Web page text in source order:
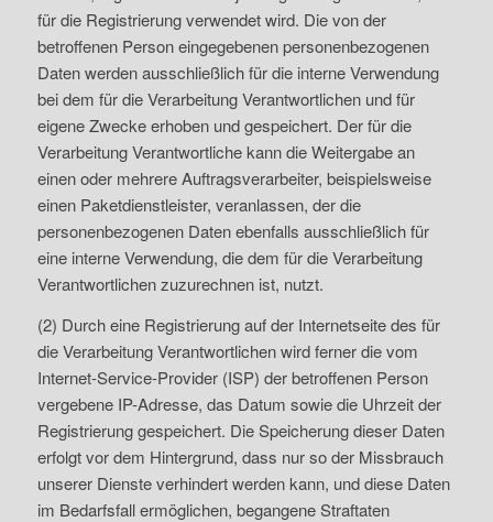
für die Registrierung verwendet wird. Die von der
betroffenen Person eingegebenen personenbezogenen
Daten werden ausschließlich für die interne Verwendung
bei dem für die Verarbeitung Verantwortlichen und für
eigene Zwecke erhoben und gespeichert. Der für die
Verarbeitung Verantwortliche kann die Weitergabe an
einen oder mehrere Auftragsverarbeiter, beispielsweise
einen Paketdienstleister, veranlassen, der die
personenbezogenen Daten ebenfalls ausschließlich für
eine interne Verwendung, die dem für die Verarbeitung
Verantwortlichen zuzurechnen ist, nutzt.
(2) Durch eine Registrierung auf der Internetseite des für
die Verarbeitung Verantwortlichen wird ferner die vom
Internet-Service-Provider (ISP) der betroffenen Person
vergebene IP-Adresse, das Datum sowie die Uhrzeit der
Registrierung gespeichert. Die Speicherung dieser Daten
erfolgt vor dem Hintergrund, dass nur so der Missbrauch
unserer Dienste verhindert werden kann, und diese Daten
im Bedarfsfall ermöglichen, begangene Straftaten